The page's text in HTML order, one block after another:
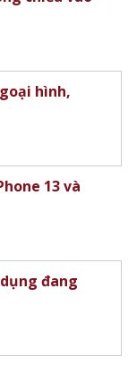
hình,
13 và
đang